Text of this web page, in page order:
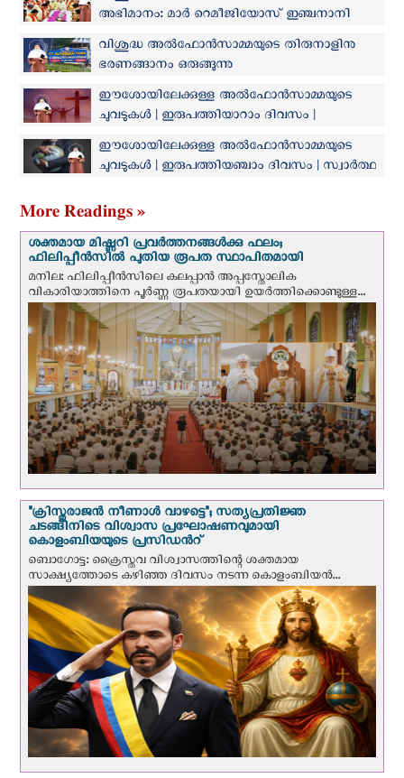
അഭിമാനം: മാർ റെമീജിയോസ് ഇഞ്ചനാനി
വിശുദ്ധ അൽഫോൻസാമ്മയുടെ തിരുനാളിനു
ഭരണങ്ങാനം ഒരുങ്ങുന്നു
ഈശോയിലേക്കുള്ള അൽഫോൻസാമ്മയുടെ
ചുവടുകൾ | ഇരുപത്തിയാറാം ദിവസം |
ഈശോയെ മാത്രം അന്വേഷിക്കുക
ഈശോയിലേക്കുള്ള അൽഫോൻസാമ്മയുടെ
ചുവടുകൾ | ഇരുപത്തിയഞ്ചാം ദിവസം | സ്വാർത്ഥ
More Readings »
ശക്തമായ മിഷ്ണറി പ്രവർത്തനങ്ങൾക്കു ഫലം;
ഫിലിപ്പീൻസിൽ പുതിയ രൂപത സ്ഥാപിതമായി
മനില: ഫിലിപ്പീൻസിലെ കലപ്പാൻ അപ്പസ്തോലിക
വികാരിയാത്തിനെ പൂർണ്ണ രൂപതയായി ഉയർത്തിക്കൊണ്ടുള്ള...
"ക്രിസ്തുരാജന്‍ നീണാള്‍ വാഴട്ടെ"; സത്യപ്രതിജ്ഞ
ചടങ്ങിനിടെ വിശ്വാസ പ്രഘോഷണവുമായി
കൊളംബിയയുടെ പ്രസിഡന്‍റ്
ബൊഗോട്ട: ക്രൈസ്തവ വിശ്വാസത്തിന്റെ ശക്തമായ
സാക്ഷ്യത്തോടെ കഴിഞ്ഞ ദിവസം നടന്ന കൊളംബിയന്‍...